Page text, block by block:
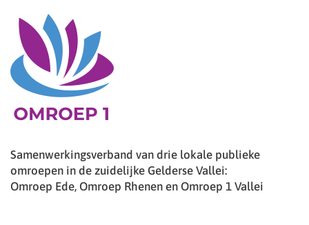
Samenwerkingsverband van drie lokale publieke
omroepen in de zuidelijke Gelderse Vallei:
Omroep Ede, Omroep Rhenen en Omroep 1 Vallei